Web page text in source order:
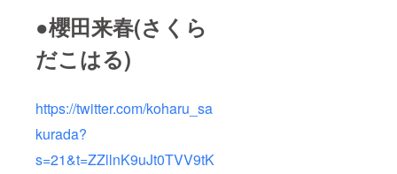
●櫻田来春(さくら
だこはる)
https://twitter.com/koharu_sa
kurada?
s=21&t=ZZllnK9uJt0TVV9tK